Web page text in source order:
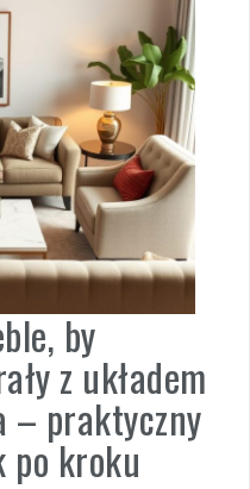
by
z układem
– praktyczny
po kroku